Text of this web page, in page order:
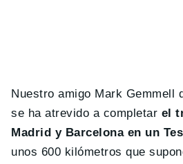
Nuestro amigo Mark Gemmell
se ha atrevido a completar el
Madrid y Barcelona en un
unos 600 kilómetros que